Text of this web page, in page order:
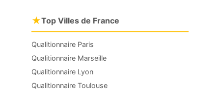
★Top Villes de France
Qualitionnaire Paris
Qualitionnaire Marseille
Qualitionnaire Lyon
Qualitionnaire Toulouse